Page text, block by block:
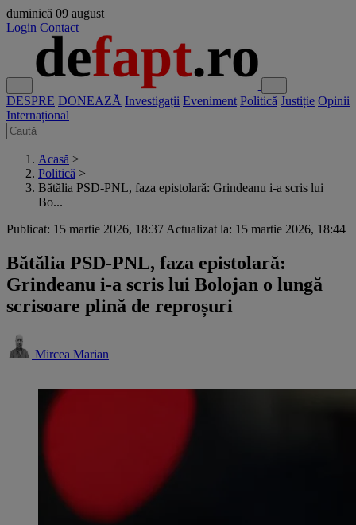
duminică 09 august
Login Contact
DESPRE DONEAZĂ Investigații Eveniment Politică Justiție Opinii
Internațional
Acasă >
Politică >
Bătălia PSD-PNL, faza epistolară: Grindeanu i-a scris lui
Bo...
Publicat: 15 martie 2026, 18:37 Actualizat la: 15 martie 2026, 18:44
Bătălia PSD-PNL, faza epistolară:
Grindeanu i-a scris lui Bolojan o lungă
scrisoare plină de reproșuri
Mircea Marian